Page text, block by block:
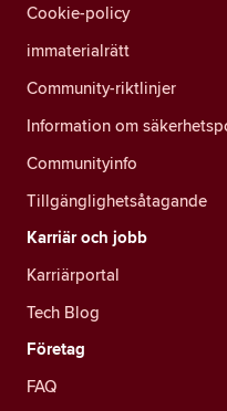
Cookie-policy
immaterialrätt
Community-riktlinjer
Information om
Communityinfo
Tillgänglighetsåtagande
Karriär och jobb
Karriärportal
Tech Blog
Företag
FAQ